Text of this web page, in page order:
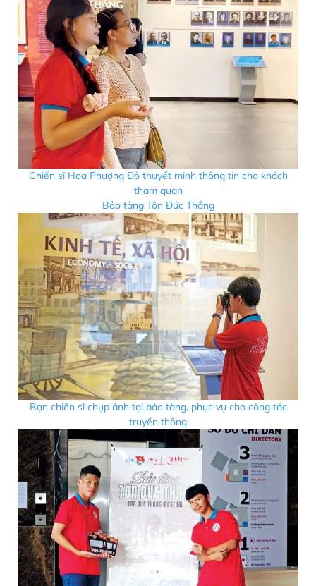
Chiến sĩ Hoa Phượng Đỏ thuyết minh thông tin cho khách
tham quan
Bảo tàng Tôn Đức Thắng
Bạn chiến sĩ chụp ảnh tại bảo tàng, phục vụ cho công tác
truyền thông